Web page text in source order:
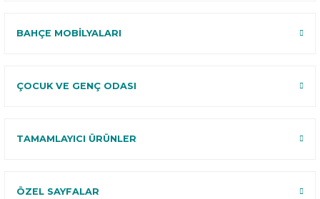
BAHÇE MOBİLYALARI
ÇOCUK VE GENÇ ODASI
TAMAMLAYICI ÜRÜNLER
ÖZEL SAYFALAR